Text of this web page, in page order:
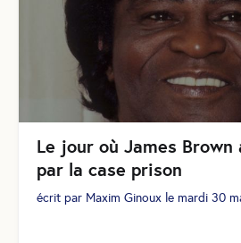
Le jour où James
par la case prison
écrit par Maxim Ginoux le mardi 30